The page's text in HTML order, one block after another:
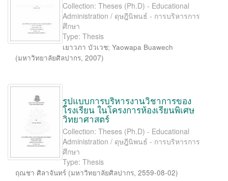
Collection: Theses (Ph.D) - Educational
Administration / ดุษฎีนิพนธ์ - การบริหารการ
ศึกษา
Type: Thesis
เยาวภา บัวเวช; Yaowapa Buawech
(มหาวิทยาลัยศิลปากร, 2007)
รูปแบบการบริหารงานวิชาการของ
โรงเรียน ในโครงการห้องเรียนพิเศษ
วิทยาศาสตร์
Collection: Theses (Ph.D) - Educational
Administration / ดุษฎีนิพนธ์ - การบริหารการ
ศึกษา
Type: Thesis
ฤณชา ศิลาจันทร์ (มหาวิทยาลัยศิลปากร, 2559-08-02)